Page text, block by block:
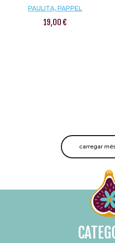
PAULITA, PAPPEL
19,00 €
carregar